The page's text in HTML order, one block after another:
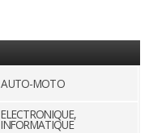
AUTO-MOTO
ELECTRONIQUE,
INFORMATIQUE